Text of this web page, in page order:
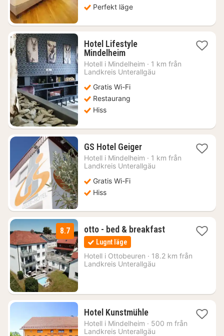
Perfekt läge
Hotel Lifestyle
Mindelheim1
natt
från
kr.
Hotell i Mindelheim · 1 km från
Landkreis Unterallgäu
Gratis Wi-Fi
Restaurang
Hiss
GS Hotel Geiger1
natt
från
729
Hotell i Mindelheim · 1 km från
Landkreis Unterallgäu
Gratis Wi-Fi
Hiss
8.7 otto - bed & breakfast2
865
Lugnt läge
Hotell i Ottobeuren · 18.2 km från
Landkreis Unterallgäu
Hotel Kunstmühle1
natt
från
Hotell i Mindelheim · 500 m från
Landkreis Unterallgäu